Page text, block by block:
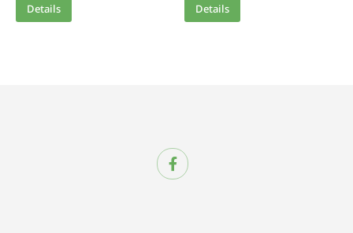
Details
Details